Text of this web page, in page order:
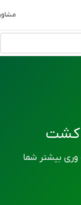
کشت
وری بیشتر شما